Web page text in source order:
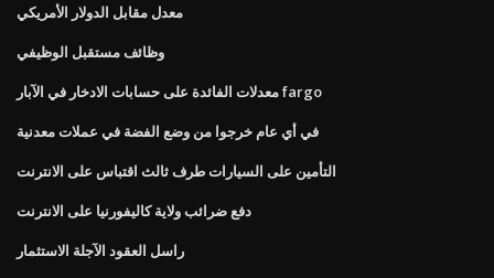
معدل مقابل الدولار الأمريكي
وظائف مستقبل الوظيفي
معدلات الفائدة على حسابات الادخار في الآبار fargo
في أي عام خرجوا من وضع الفضة في عملات معدنية
التأمين على السيارات طرف ثالث اقتباس على الانترنت
دفع ضرائب ولاية كاليفورنيا على الانترنت
راسل العقود الآجلة الاستثمار